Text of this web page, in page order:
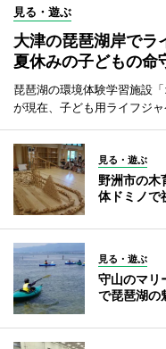
見る・遊ぶ
大津の琵琶湖岸で
夏休みの子どもの命
琵琶湖の環境体験学習施設
が現在、子ども用ライフジ
見る・遊ぶ
野洲市の
体ドミノで
見る・遊ぶ
守山のマ
で琵琶湖の